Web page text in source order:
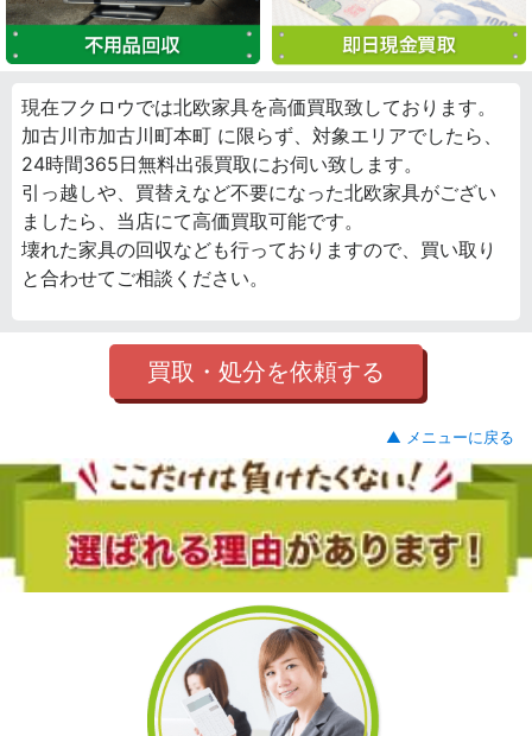
現在フクロウでは北欧家具を高価買取致しております。
加古川市加古川町本町 に限らず、対象エリアでしたら、
24時間365日無料出張買取にお伺い致します。
引っ越しや、買替えなど不要になった北欧家具がござい
ましたら、当店にて高価買取可能です。
壊れた家具の回収なども行っておりますので、買い取り
と合わせてご相談ください。
買取・処分を依頼する
▲ メニューに戻る